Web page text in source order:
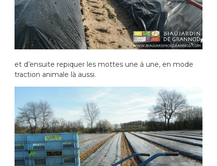
et d’ensuite repiquer les mottes une à une, en mode
traction animale là aussi.